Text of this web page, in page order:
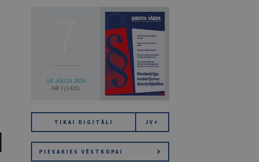
14. JŪLIJS 2026
NR 7 (1425)
TIKAI DIGITĀLI JV+
PIESAKIES VĒSTKOPAI